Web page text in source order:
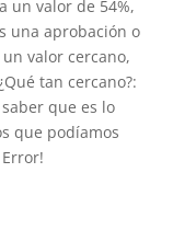
un valor de 54%,
una aprobación o
valor cercano,
tan cercano?:
que es lo
que podíamos